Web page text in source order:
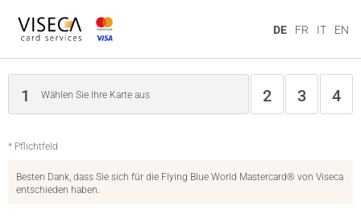
DE FR IT EN
1 Wählen Sie Ihre Karte aus 2 3 4
* Pflichtfeld
Besten Dank, dass Sie sich für die Flying Blue World Mastercard® von Viseca
entschieden haben.